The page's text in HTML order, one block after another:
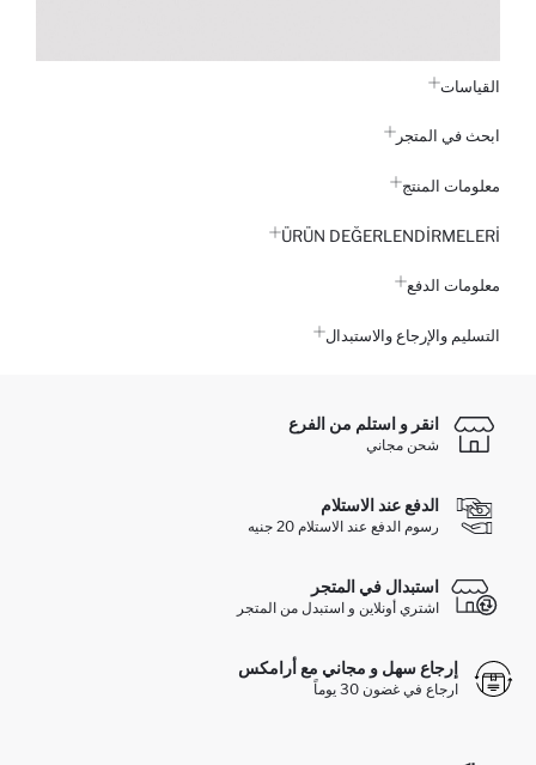
القياسات
ابحث في المتجر
معلومات المنتج
ÜRÜN DEĞERLENDİRMELERİ
معلومات الدفع
التسليم والإرجاع والاستبدال
انقر و استلم من الفرع
شحن مجاني
الدفع عند الاستلام
رسوم الدفع عند الاستلام 20 جنيه
استبدال في المتجر
اشتري أونلاين و استبدل من المتجر
إرجاع سهل و مجاني مع أرامكس
ارجاع في غضون 30 يوماً